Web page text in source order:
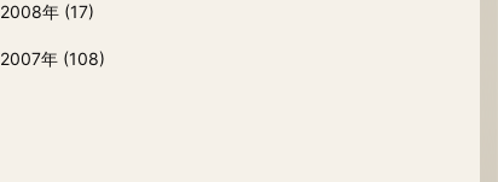
2008年 (17)
2007年 (108)